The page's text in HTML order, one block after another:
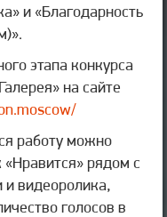
и «Благодарность
этапа конкурса
на сайте
работу можно
рядом с
и видеоролика,
голосов в